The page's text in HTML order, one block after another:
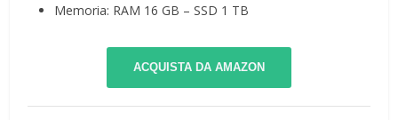
Memoria: RAM 16 GB – SSD 1 TB
ACQUISTA DA AMAZON